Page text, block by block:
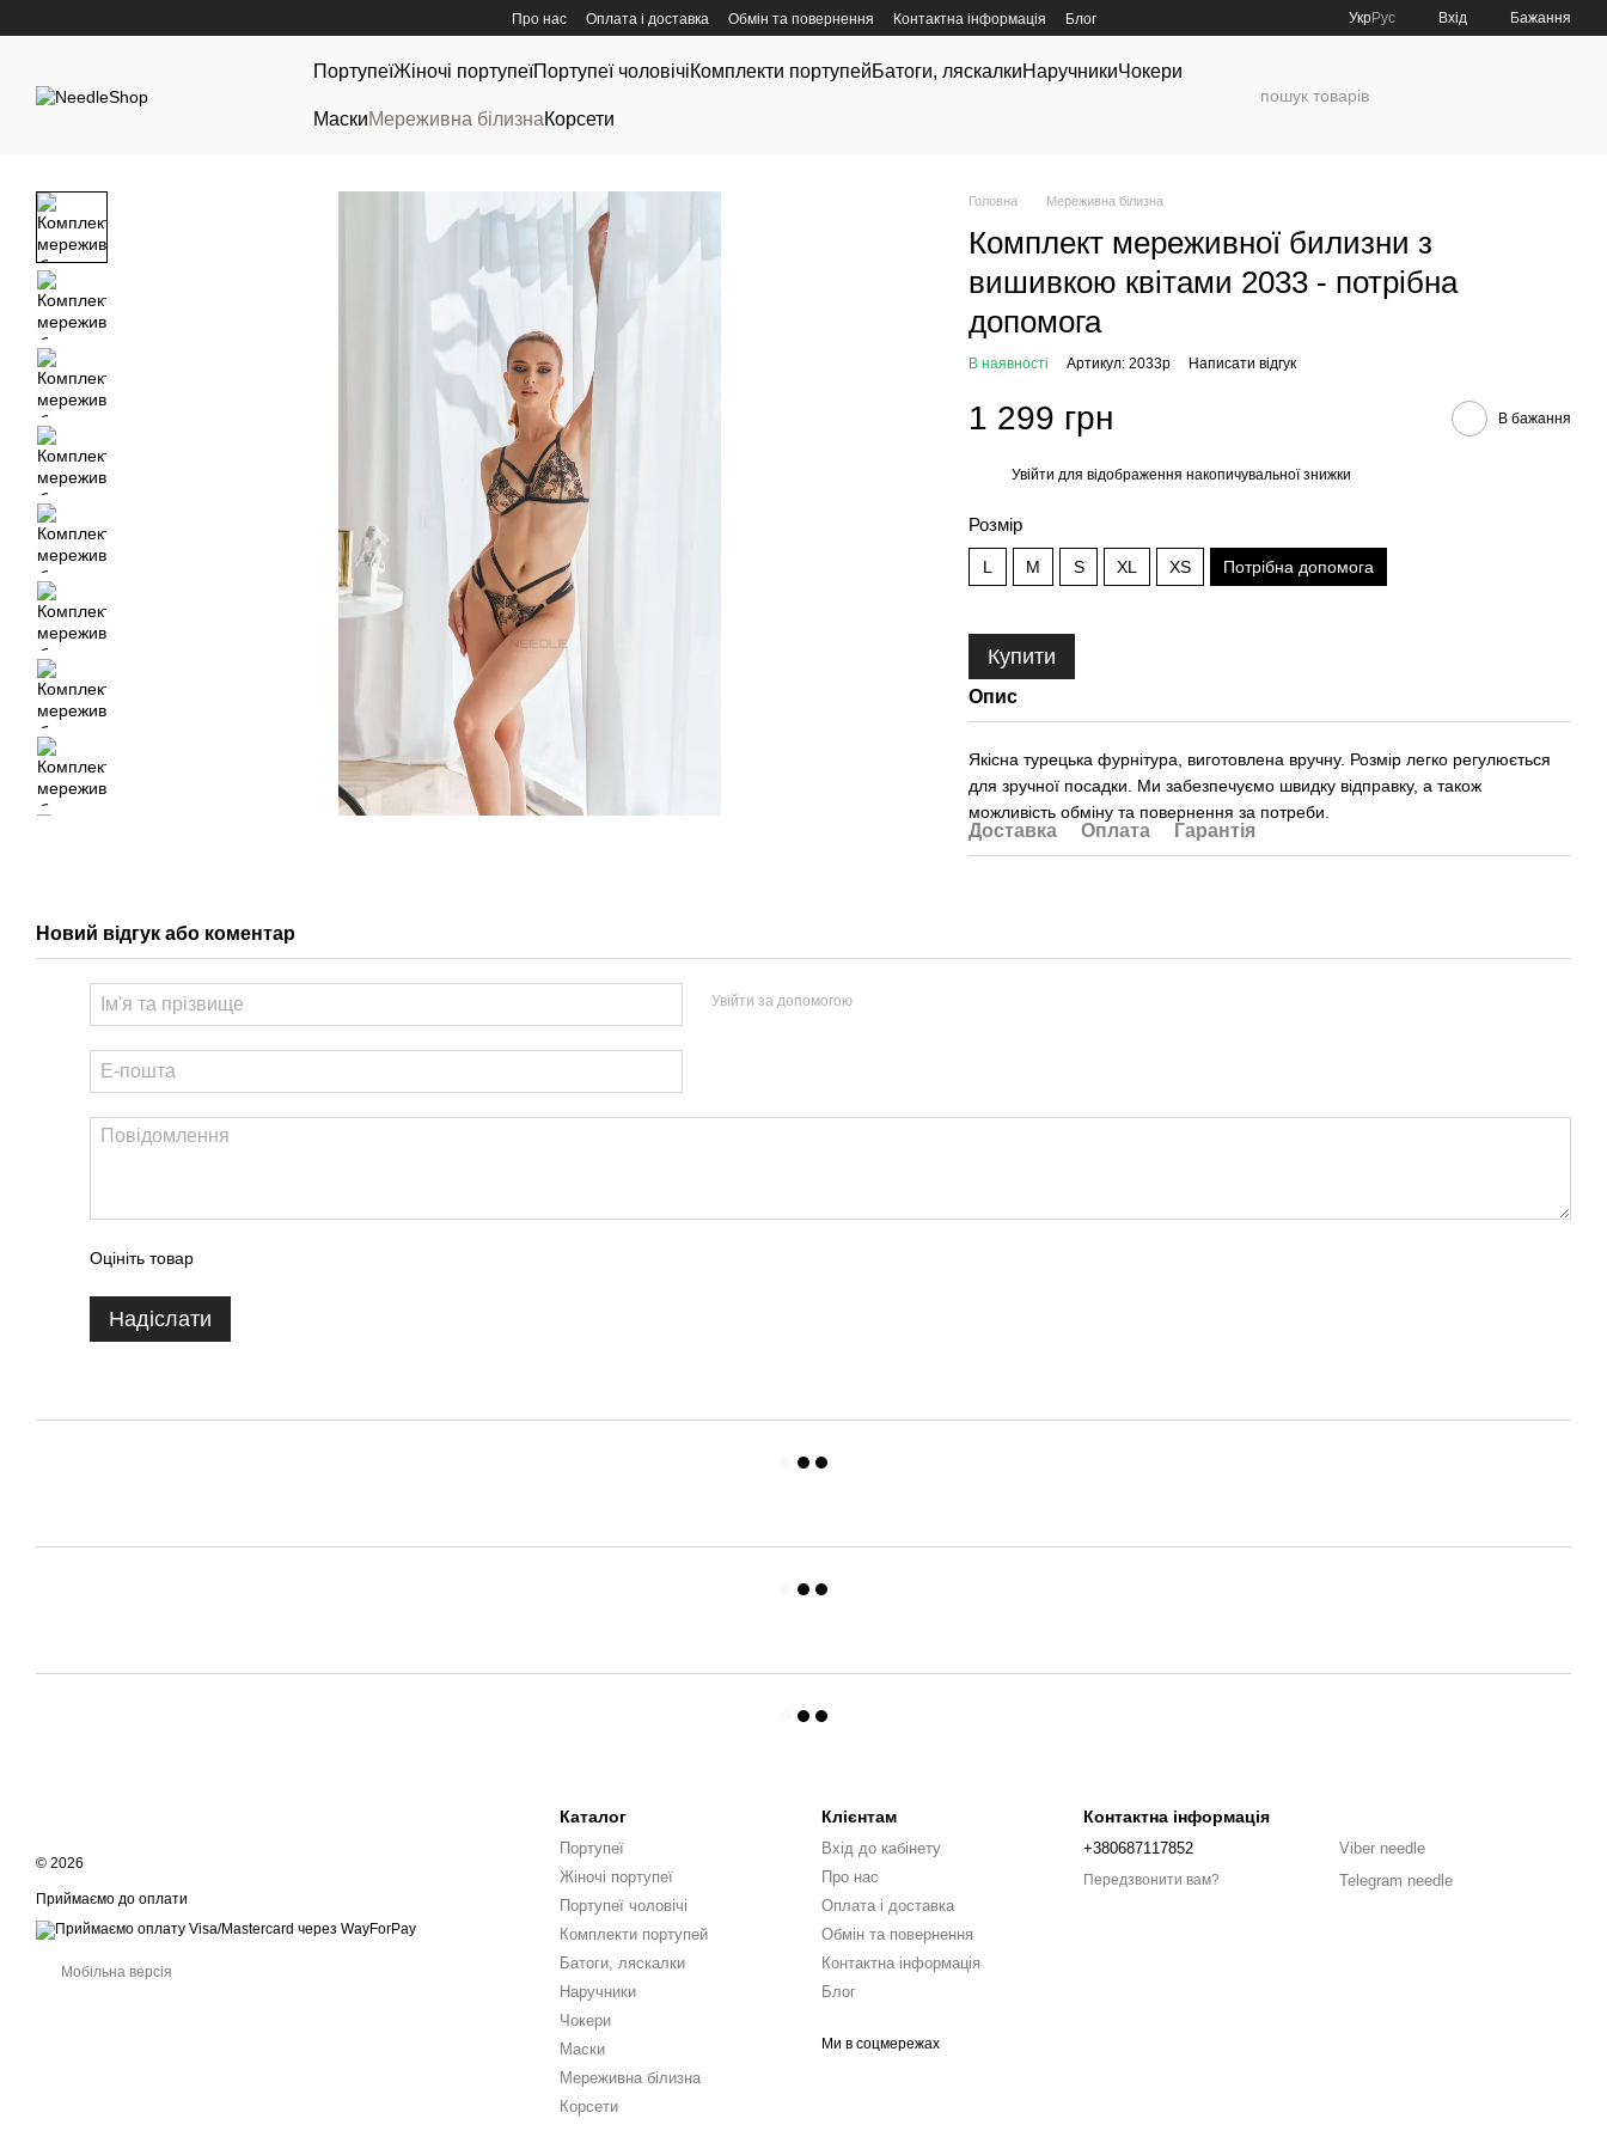
Про нас Оплата і доставка Обмін та повернення Контактна інформація Блог УкрРус Вхід Бажання
ПортупеїЖіночі портупеїПортупеї чоловічіКомплекти портупейБатоги, ляскалкиНаручникиЧокери
МаскиМереживна білизнаКорсети
Головна Мереживна білизна
Комплект мереживної билизни з
вишивкою квітами 2033 - потрібна
допомога
В наявності Артикул: 2033p Написати відгук
1 299 грн В бажання
Увійти для відображення накопичувальної знижки
Розмір
L M S XL XS Потрібна допомога
Купити
Опис
Якісна турецька фурнітура, виготовлена вручну. Розмір легко регулюється
для зручної посадки. Ми забезпечуємо швидку відправку, а також
можливість обміну та повернення за потреби.
Доставка Оплата Гарантія
Новий відгук або коментар
Увійти за допомогою
Оцініть товар
Надіслати
© 2026
Приймаємо до оплати
Мобільна версія
Каталог
Портупеї
Жіночі портупеї
Портупеї чоловічі
Комплекти портупей
Батоги, ляскалки
Наручники
Чокери
Маски
Мереживна білизна
Корсети
Клієнтам
Вхід до кабінету
Про нас
Оплата і доставка
Обмін та повернення
Контактна інформація
Блог
Ми в соцмережах
Контактна інформація
+380687117852
Передзвонити вам?
Viber needle
Telegram needle